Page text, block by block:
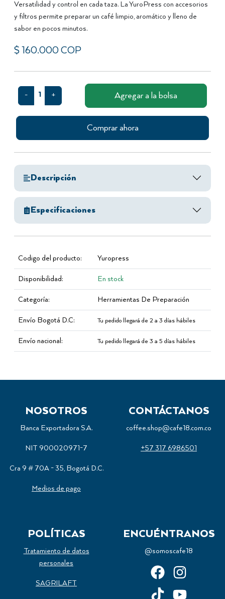
Versatilidad y control en cada taza. La YuroPress con accesorios
y filtros permite preparar un café limpio, aromático y lleno de
sabor en pocos minutos.
$ 160.000COP
- 1 + Agregar a la bolsa
Comprar ahora
Descripción
Especificaciones
Codigo del producto: Yuropress
Disponibilidad: En stock
Categoría: Herramientas De Preparación
Envío Bogotá D.C: Tu pedido llegará de 2 a 3 días hábiles
Envío nacional: Tu pedido llegará de 3 a 5 días hábiles
NOSOTROS
Banca Exportadora S.A.
NIT 900020971-7
Cra 9 # 70A - 35, Bogotá D.C.
Medios de pago
CONTÁCTANOS
coffee.shop@cafe18.com.co
+57 317 6986501
POLÍTICAS
Tratamiento de datos
personales
SAGRILAFT
ENCUÉNTRANOS
@somoscafe18